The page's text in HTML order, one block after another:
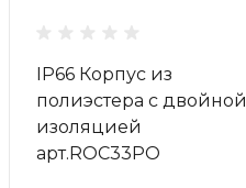
IP66 Корпус из
полиэстера с двойной
изоляцией
арт.ROC33PO